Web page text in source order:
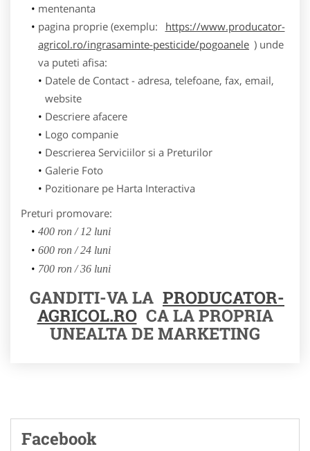
mentenanta
pagina proprie (exemplu:
https://www.producator-
agricol.ro/ingrasaminte-pesticide/pogoanele ) unde
va puteti afisa:
Datele de Contact - adresa, telefoane, fax, email,
website
Descriere afacere
Logo companie
Descrierea Serviciilor si a Preturilor
Galerie Foto
Pozitionare pe Harta Interactiva
Preturi promovare:
400 ron / 12 luni
600 ron / 24 luni
700 ron / 36 luni
GANDITI-VA LA PRODUCATOR-
AGRICOL.RO CA LA PROPRIA
UNEALTA DE MARKETING
Facebook